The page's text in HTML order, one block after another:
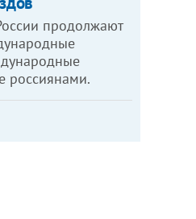
продолжают
россиянами.